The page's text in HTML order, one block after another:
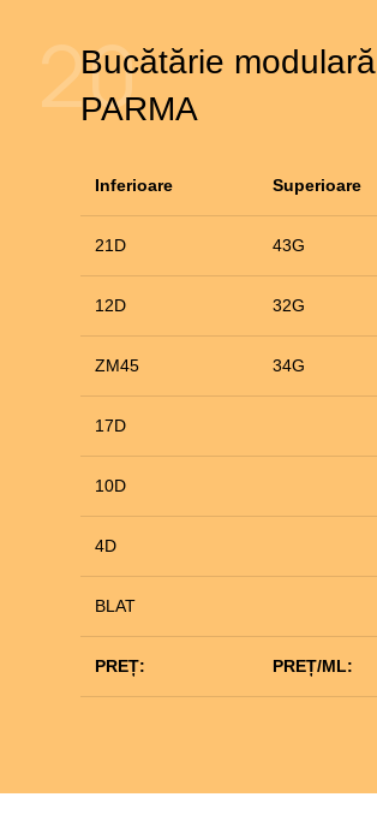
20
Bucătărie modulară
PARMA
Inferioare Superioare
21D 43G
12D 32G
ZM45 34G
17D
10D
4D
BLAT
PREȚ: PREȚ/ML: